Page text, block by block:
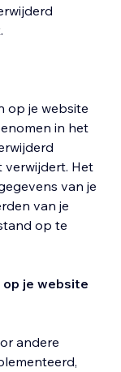
op je website
in het
verwijdert. Het
van je
van je
op te
op je website
andere